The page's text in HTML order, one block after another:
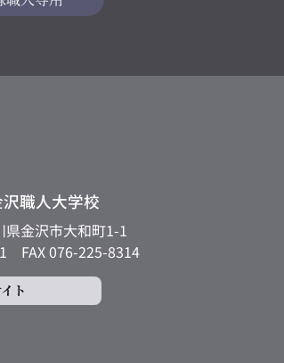
職人大学校
県金沢市大和町1-1
FAX 076-225-8314
ト